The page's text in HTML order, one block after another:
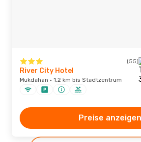
(55)
River City Hotel
Mukdahan · 1,2 km bis Stadtzentrum
Preise anzeigen